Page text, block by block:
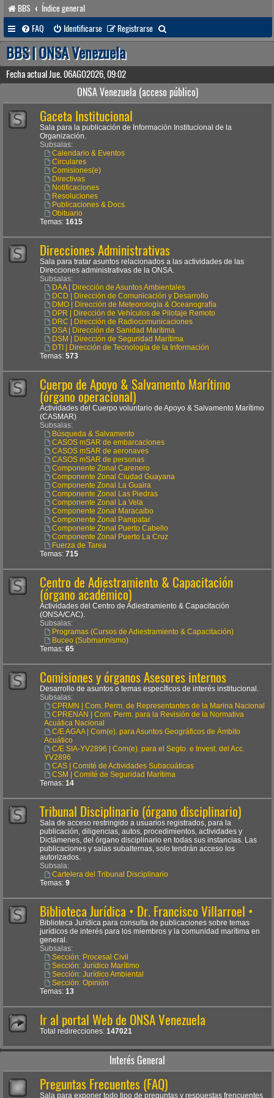
BBS
Índice general
FAQ
Identificarse Registrarse
u
a
BBS | ONSA Venezuela
Fecha actual Jue. 06AGO2026, 09:02
ONSA Venezuela (acceso público)
Gaceta Institucional
Sala para la publicación de Información Institucional de la
Organización.
Subsalas:
Calendario & Eventos
Circulares
Comisiones(e)
Directivas
Notificaciones
Resoluciones
Publicaciones & Docs.
Obituario
Temas: 1615
Direcciones Administrativas
Sala para tratar asuntos relacionados a las actividades de las
Direcciones administrativas de la ONSA.
Subsalas:
DAA | Dirección de Asuntos Ambientales
DCD | Dirección de Comunicación y Desarrollo
DMO | Dirección de Meteorología & Oceanografía
DPR | Dirección de Vehículos de Pilotaje Remoto
DRC | Dirección de Radiocomunicaciones
DSA | Dirección de Sanidad Marítima
DSM | Dirección de Seguridad Marítima
DTI | Dirección de Tecnología de la Información
Temas: 573
Cuerpo de Apoyo & Salvamento Marítimo
(órgano operacional)
Actividades del Cuerpo voluntario de Apoyo & Salvamento Marítimo
(CASMAR)
Subsalas:
Búsqueda & Salvamento
CASOS mSAR de embarcaciones
CASOS mSAR de aeronaves
CASOS mSAR de personas
Componente Zonal Carenero
Componente Zonal Ciudad Guayana
Componente Zonal La Guaira
Componente Zonal Las Piedras
Componente Zonal La Vela
Componente Zonal Maracaibo
Componente Zonal Pampatar
Componente Zonal Puerto Cabello
Componente Zonal Puerto La Cruz
Fuerza de Tarea
Temas: 715
Centro de Adiestramiento & Capacitación
(órgano académico)
Actividades del Centro de Adiestramiento & Capacitación
(ONSA/CAC).
Subsalas:
Programas (Cursos de Adiestramiento & Capacitación)
Buceo (Submarinismo)
Temas: 65
Comisiones y órganos Asesores internos
Desarrollo de asuntos o temas específicos de interés institucional.
Subsalas:
CPRMN | Com. Perm. de Representantes de la Marina Nacional
CPRENAN | Com. Perm. para la Revisión de la Normativa
Acuática Nacional
C/E AGAA | Com(e). para Asuntos Geográficos de Ámbito
Acuático
C/E SIA-YV2896 | Com(e). para el Segto. e Invest. del Acc.
YV2896
CAS | Comité de Actividades Subacuáticas
CSM | Comité de Seguridad Marítima
Temas: 14
Tribunal Disciplinario (órgano disciplinario)
Sala de acceso restringido a usuarios registrados, para la
publicación, diligencias, autos, procedimientos, actividades y
Dictámenes, del órgano disciplinario en todas sus instancias. Las
publicaciones y salas subalternas, solo tendrán acceso los
autorizados.
Subsala:
Cartelera del Tribunal Disciplinario
Temas: 9
Biblioteca Jurídica • Dr. Francisco Villarroel •
Biblioteca Jurídica para consulta de publicaciones sobre temas
jurídicos de interés para los miembros y la comunidad marítima en
general.
Subsalas:
Sección: Procesal Civil
Sección: Jurídico Marítimo
Sección: Jurídico Ambiental
Sección: Opinión
Temas: 13
Ir al portal Web de ONSA Venezuela
Total redirecciones: 147021
Interés General
Preguntas Frecuentes (FAQ)
Sala para exponer todo tipo de preguntas y respuestas frencuentes